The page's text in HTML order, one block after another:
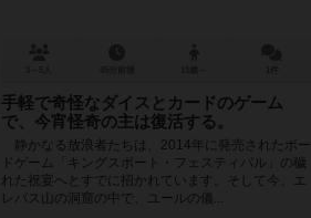
手軽で奇怪なダイスとカードのゲーム
で、今宵怪奇の主は復活する。
静かなる放浪者たちは、2014年に発売されたボー
ドゲーム「キングスポート・フェスティバル」の穢
れた祝宴へとすでに招かれています。そして今、エ
レバス山の洞窟の中で、ユールの儀...